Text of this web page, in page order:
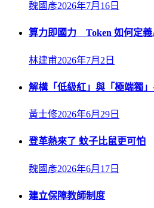
魏國彥2026年7月16日
算力即國力 Token 如何定
林建甫2026年7月2日
解構「低級紅」與「極端獨
黃士修2026年6月29日
登革熱來了 蚊子比鼠更可怕
魏國彥2026年6月17日
建立保障教師制度